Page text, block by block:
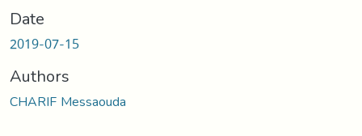
Date
2019-07-15
Authors
CHARIF Messaouda